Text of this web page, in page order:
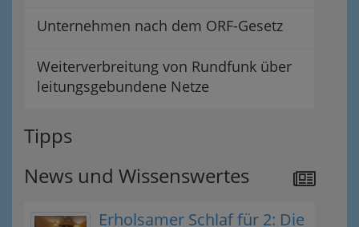
Unternehmen nach dem ORF-Gesetz
Weiterverbreitung von Rundfunk über
leitungsgebundene Netze
Tipps
News und Wissenswertes
Erholsamer Schlaf für 2: Die